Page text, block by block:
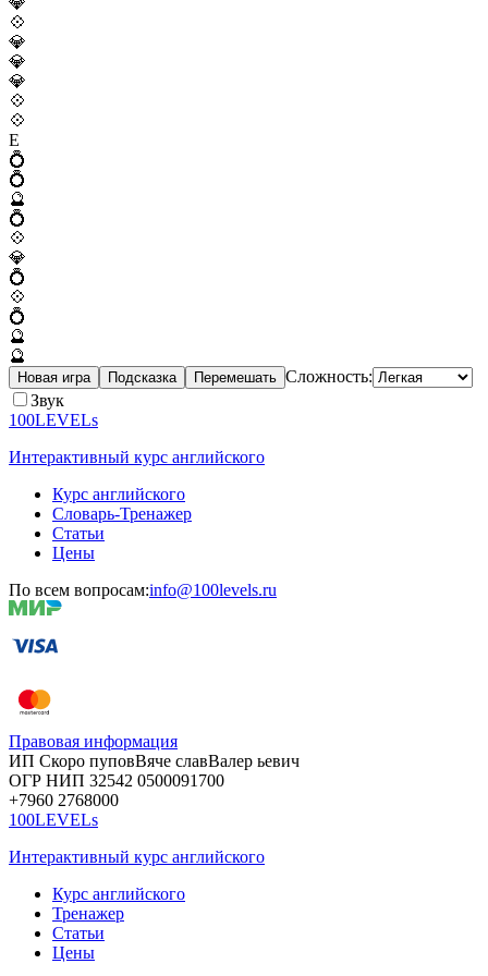
💠
💎
💎
💎
💠
💠
E
💍
💍
🔮
💍
💠
💎
💍
💠
💍
🔮
🔮
Новая игра Подсказка Перемешать Сложность:
Звук
100LEVELs
Интерактивный курс английского
Курс английского
Словарь-Тренажер
Статьи
Цены
По всем вопросам:info@100levels.ru
Правовая информация
ИП Скоро пуповВяче славВалер ьевич
ОГР НИП 32542 0500091700
+7960 2768000
100LEVELs
Интерактивный курс английского
Курс английского
Тренажер
Статьи
Цены